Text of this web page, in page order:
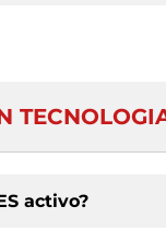
activo?